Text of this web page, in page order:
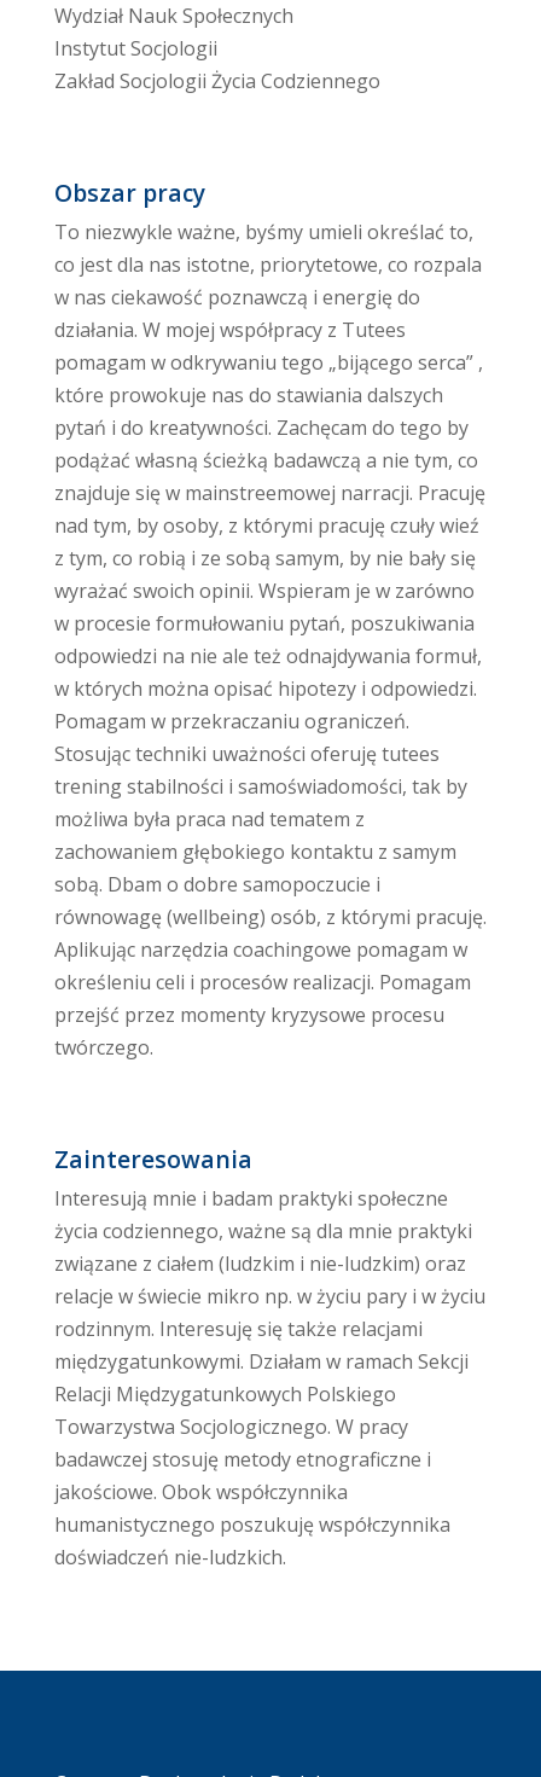
Wydział Nauk Społecznych
Instytut Socjologii
Zakład Socjologii Życia Codziennego
Obszar pracy
To niezwykle ważne, byśmy umieli określać to,
co jest dla nas istotne, priorytetowe, co rozpala
w nas ciekawość poznawczą i energię do
działania. W mojej współpracy z Tutees
pomagam w odkrywaniu tego „bijącego serca” ,
które prowokuje nas do stawiania dalszych
pytań i do kreatywności. Zachęcam do tego by
podążać własną ścieżką badawczą a nie tym, co
znajduje się w mainstreemowej narracji. Pracuję
nad tym, by osoby, z którymi pracuję czuły wieź
z tym, co robią i ze sobą samym, by nie bały się
wyrażać swoich opinii. Wspieram je w zarówno
w procesie formułowaniu pytań, poszukiwania
odpowiedzi na nie ale też odnajdywania formuł,
w których można opisać hipotezy i odpowiedzi.
Pomagam w przekraczaniu ograniczeń.
Stosując techniki uważności oferuję tutees
trening stabilności i samoświadomości, tak by
możliwa była praca nad tematem z
zachowaniem głębokiego kontaktu z samym
sobą. Dbam o dobre samopoczucie i
równowagę (wellbeing) osób, z którymi pracuję.
Aplikując narzędzia coachingowe pomagam w
określeniu celi i procesów realizacji. Pomagam
przejść przez momenty kryzysowe procesu
twórczego.
Zainteresowania
Interesują mnie i badam praktyki społeczne
życia codziennego, ważne są dla mnie praktyki
związane z ciałem (ludzkim i nie-ludzkim) oraz
relacje w świecie mikro np. w życiu pary i w życiu
rodzinnym. Interesuję się także relacjami
międzygatunkowymi. Działam w ramach Sekcji
Relacji Międzygatunkowych Polskiego
Towarzystwa Socjologicznego. W pracy
badawczej stosuję metody etnograficzne i
jakościowe. Obok współczynnika
humanistycznego poszukuję współczynnika
doświadczeń nie-ludzkich.